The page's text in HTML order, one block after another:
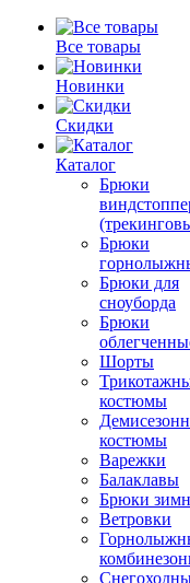
Все товары
Новинки
Скидки
Каталог
Брюки
Брюки
Брюки для
сноуборда
Брюки
Шорты
костюмы
костюмы
Варежки
Балаклавы
Брюки
Ветровки